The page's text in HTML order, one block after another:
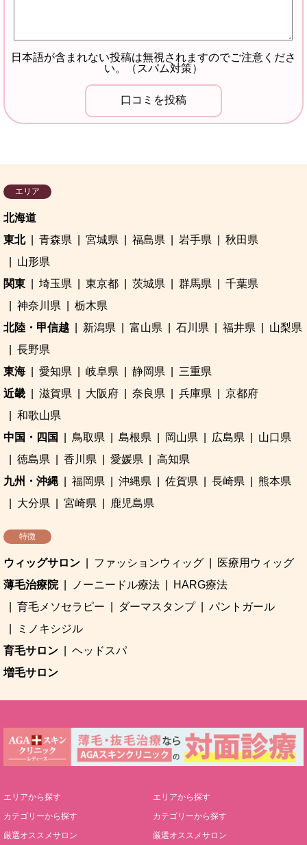
日本語が含まれない投稿は無視されますのでご注意くださ
い。（スパム対策）
エリア
北海道
東北
青森県 宮城県 福島県 岩手県
秋田県
山形県
関東
埼玉県 東京都 茨城県 群馬県
千葉県
神奈川県
栃木県
北陸・甲信越
新潟県 富山県 石川県 福井県
山梨県
長野県
東海
愛知県 岐阜県 静岡県
三重県
近畿
滋賀県 大阪府 奈良県 兵庫県
京都府
和歌山県
中国・四国
鳥取県 島根県 岡山県 広島県
山口県
徳島県
香川県 愛媛県
高知県
九州・沖縄
福岡県 沖縄県 佐賀県 長崎県
熊本県
大分県
宮崎県 鹿児島県
特徴
ウィッグサロン ファッションウィッグ
医療用ウィッグ
薄毛治療院
ノーニードル療法
HARG療法
育毛メソセラピー
ダーマスタンプ
パントガール
ミノキシジル
育毛サロン
ヘッドスパ
増毛サロン
エリアから探す
カテゴリーから探す
厳選オススメサロン
エリアから探す
カテゴリーから探す
厳選オススメサロン